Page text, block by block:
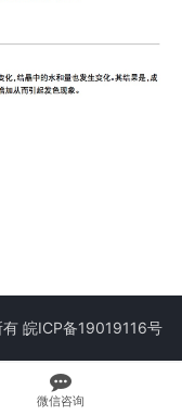
皖ICP备19019116号
微信咨询